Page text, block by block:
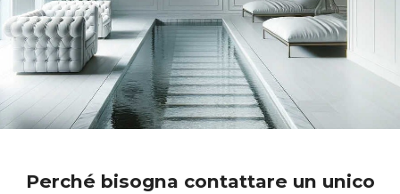
Perché bisogna contattare un unico